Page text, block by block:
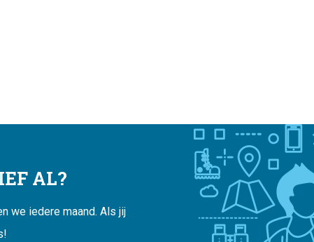
AL?
we iedere maand. Als jij